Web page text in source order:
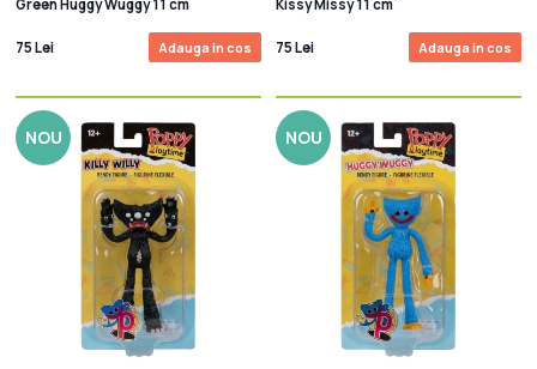
Green Huggy Wuggy 11 cm
75 Lei Adauga in cos
Kissy Missy 11 cm
75 Lei Adauga in cos
NOU NOU